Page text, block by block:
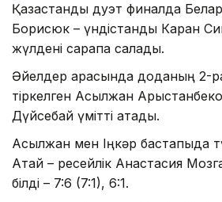
Қазақстандық дуэт финалда
Борисюк – үндістандық Каран
жүлдені сарапқа салады.
Әйелдер арасында доданың 2-
тіркелген Асылжан
Дүйсебай үмітті ақтады.
Асылжан мен Іңкәр бастапқыда
Атай – ресейлік Анастасия
білді – 7:6 (7:1), 6:1.